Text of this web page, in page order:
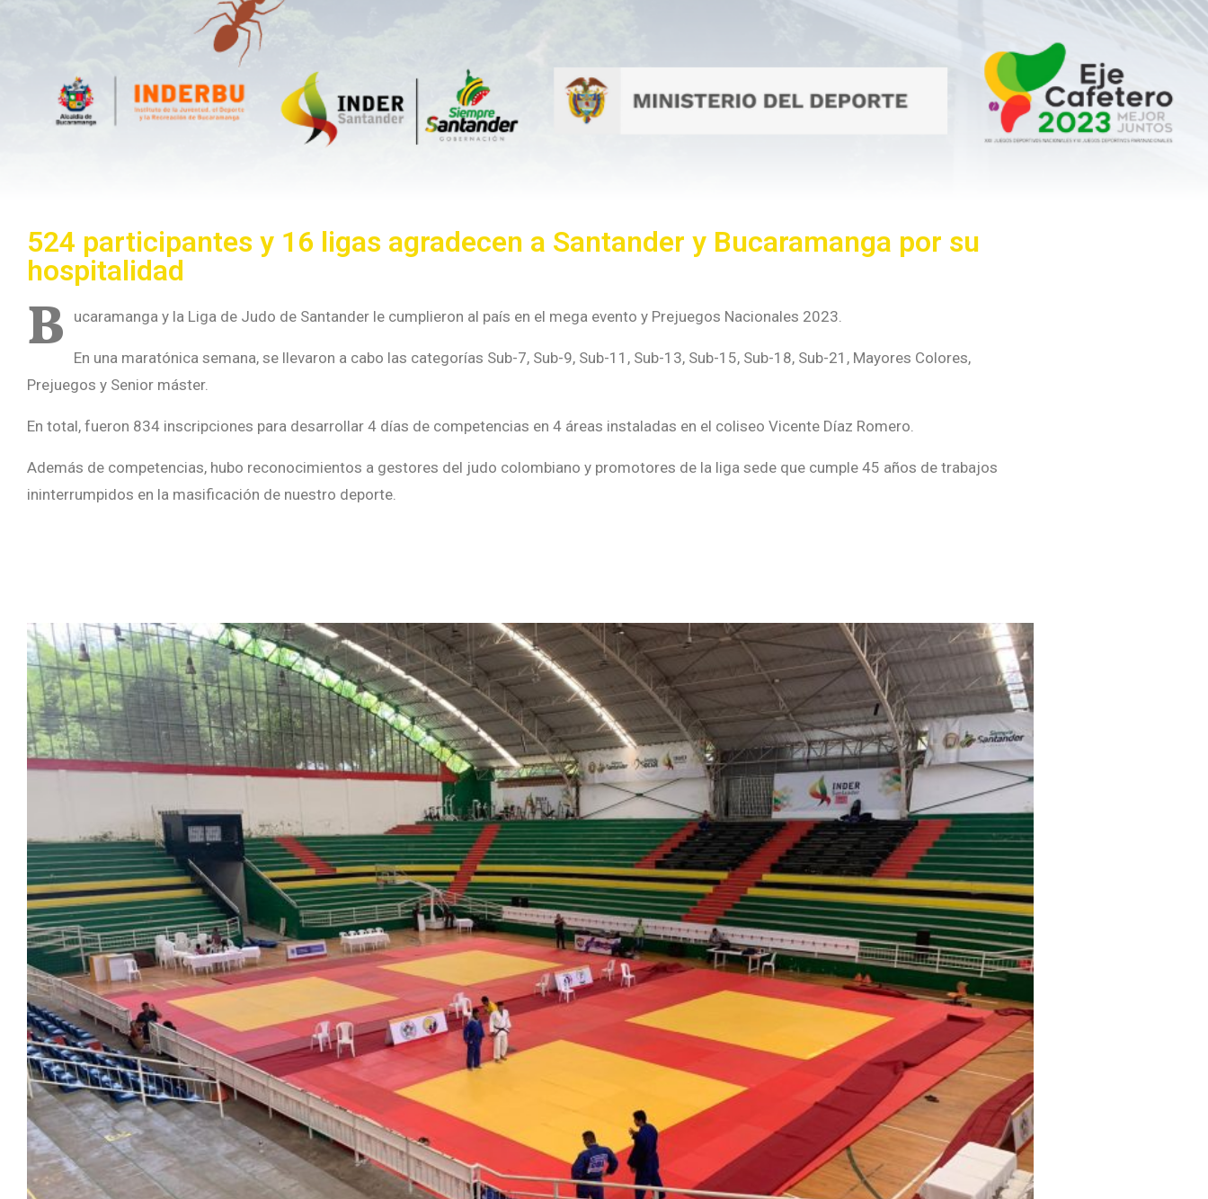
524 participantes y 16 ligas agradecen a Santander y Bucaramanga por su
hospitalidad
B ucaramanga y la Liga de Judo de Santander le cumplieron al país en el mega evento y Prejuegos Nacionales 2023.
En una maratónica semana, se llevaron a cabo las categorías Sub-7, Sub-9, Sub-11, Sub-13, Sub-15, Sub-18, Sub-21, Mayores Colores,
Prejuegos y Senior máster.
En total, fueron 834 inscripciones para desarrollar 4 días de competencias en 4 áreas instaladas en el coliseo Vicente Díaz Romero.
Además de competencias, hubo reconocimientos a gestores del judo colombiano y promotores de la liga sede que cumple 45 años de trabajos
ininterrumpidos en la masificación de nuestro deporte.